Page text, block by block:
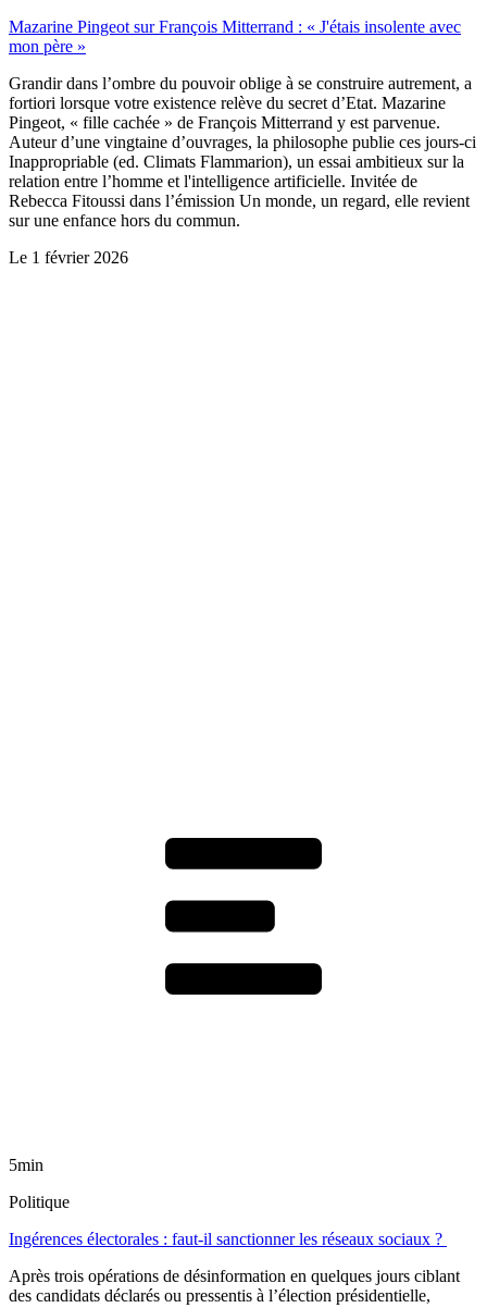
Mazarine Pingeot sur François Mitterrand : « J'étais insolente avec
mon père »
Grandir dans l’ombre du pouvoir oblige à se construire autrement, a
fortiori lorsque votre existence relève du secret d’Etat. Mazarine
Pingeot, « fille cachée » de François Mitterrand y est parvenue.
Auteur d’une vingtaine d’ouvrages, la philosophe publie ces jours-ci
Inappropriable (ed. Climats Flammarion), un essai ambitieux sur la
relation entre l’homme et l'intelligence artificielle. Invitée de
Rebecca Fitoussi dans l’émission Un monde, un regard, elle revient
sur une enfance hors du commun.
Le 1 février 2026
5min
Politique
Ingérences électorales : faut-il sanctionner les réseaux sociaux ?
Après trois opérations de désinformation en quelques jours ciblant
des candidats déclarés ou pressentis à l’élection présidentielle,